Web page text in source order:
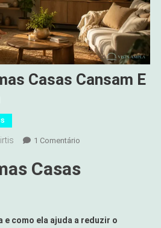
Casas Cansam E
1 ComentárioEm
Que
E
Casas
e como ela ajuda a reduzir o